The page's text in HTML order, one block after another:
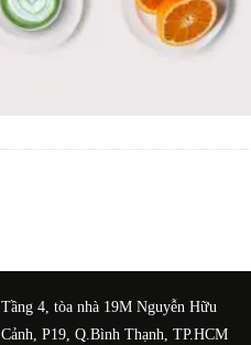
Tầng 4, tòa nhà 19M Nguyễn Hữu
Cảnh, P19, Q.Bình Thạnh, TP.HCM